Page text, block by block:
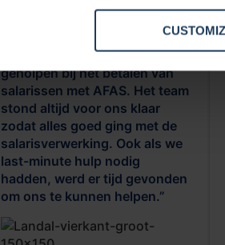
Salure heeft ontzettend
geholpen bij het betalen van
salarissen met AFAS. Het team
stond altijd voor ons klaar
zodat alles goed ging met de
salarisverwerking. Ook als we
last-minute hulp nodig
hadden, werd er tijd gevonden
om ons te kunnen helpen.”